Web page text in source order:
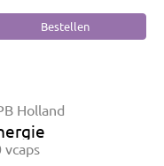
Holland
vcaps